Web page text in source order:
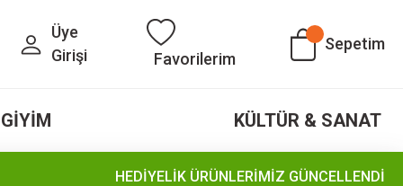
Üye
Girişi
Favorilerim
Sepetim
GİYİM KÜLTÜR & SANAT
HEDİYELİK ÜRÜNLERİMİZ GÜNCELLENDİ